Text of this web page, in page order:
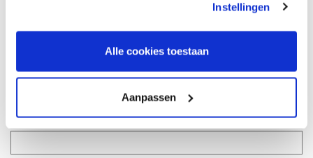
Instellingen
Alle cookies toestaan
Aanpassen
Postcode + plaatsnaam:
Uw e-mail adres